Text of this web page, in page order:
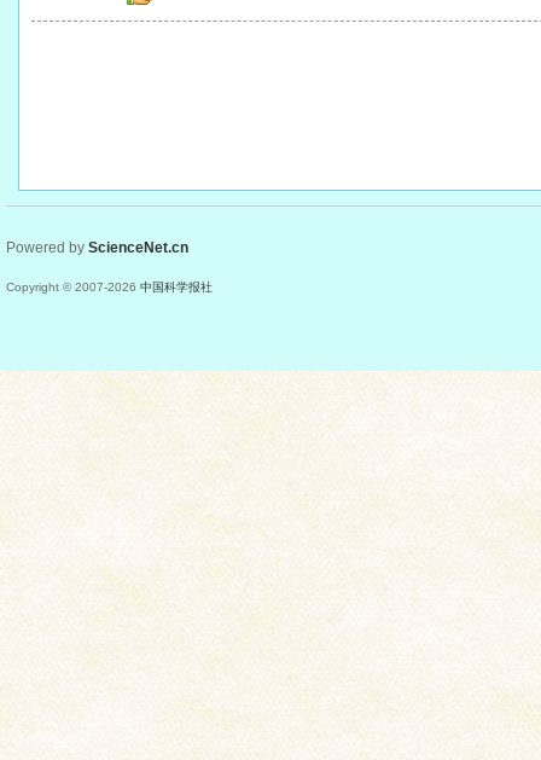
Powered by ScienceNet.cn
Copyright © 2007-2026 中国科学报社